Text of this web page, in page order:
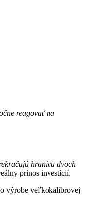
reagovať na
hranicu dvoch
prínos investícií.
výrobe veľkokalibrovej